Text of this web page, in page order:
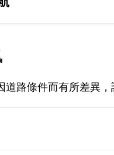
路條件而有所差異，